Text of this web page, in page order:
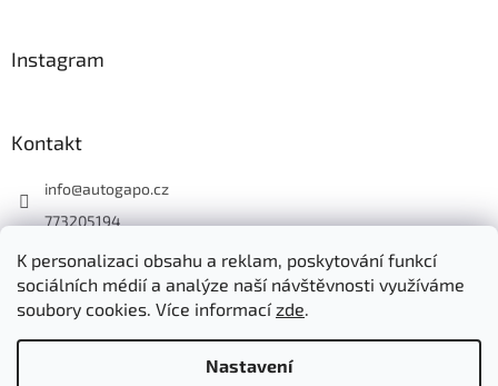
K personalizaci obsahu a reklam, poskytování funkcí
sociálních médií a analýze naší návštěvnosti využíváme
soubory cookies. Více informacízde.
Nastavení
Instagram
Kontakt
info@autogapo.cz
773205194
autogapo.cz